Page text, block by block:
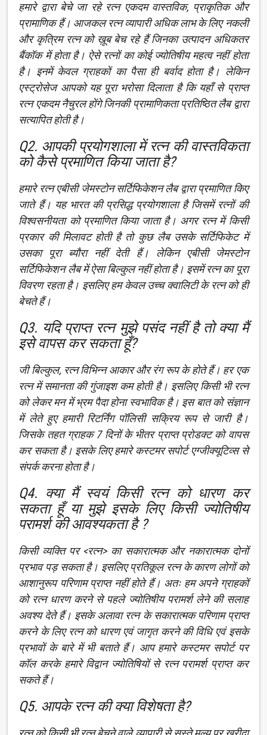
हमारे द्वारा बेचे जा रहे रत्न एकदम वास्तविक, प्राकृतिक और
प्रामाणिक हैं। आजकल रत्न व्यापारी अधिक लाभ के लिए नकली
और कृत्रिम रत्न को ख़ूब बेच रहे हैं जिनका उत्पादन अधिकतर
बैंकॉक में होता है। ऐसे रत्नों का कोई ज्योतिषीय महत्व नहीं होता
है। इनमें केवल ग्राहकों का पैसा ही बर्वाद होता है। लेकिन
एस्ट्रोसेज आपको यह पूरा भरोसा दिलाता है कि यहाँ से प्राप्त
रत्न एकदम नैचुरल होंगे जिनकी प्रामाणिकता प्रतिष्ठित लैब द्वारा
सत्यापित होती है।
Q2. आपकी प्रयोगशाला में रत्न की वास्तविकता
को कैसे प्रमाणित किया जाता है?
हमारे रत्न एबीसी जेमस्टोन सर्टिफिकेशन लैब द्वारा प्रमाणित किए
जाते हैं। यह भारत की प्रसिद्ध प्रयोगशाला है जिसमें रत्नों की
विश्वसनीयता को प्रमाणित किया जाता है। अगर रत्न में किसी
प्रकार की मिलावट होती है तो कुछ लैब उसके सर्टिफिकेट में
उसका पूरा ब्यौरा नहीं देती हैं। लेकिन एबीसी जेमस्टोन
सर्टिफिकेशन लैब में ऐसा बिल्कुल नहीं होता है। इसमें रत्न का पूरा
विवरण रहता है। इसलिए हम केवल उच्च क्वालिटी के रत्न को ही
बेचते हैं।
Q3. यदि प्राप्त रत्न मुझे पसंद नहीं है तो क्या मैं
इसे वापस कर सकता हूँ?
जी बिल्कुल, रत्न विभिन्न आकार और रंग रूप के होते हैं। हर एक
रत्न में समानता की गुंजाइश कम होती है। इसलिए किसी भी रत्न
को लेकर मन में भ्रम पैदा होना स्वभाविक है। इस बात को संज्ञान
में लेते हुए हमारी रिटर्निंग पॉलिसी सक्रिय रूप से जारी है।
जिसके तहत ग्राहक 7 दिनों के भीतर प्राप्त प्रोडक्ट को वापस
कर सकता है। इसके लिए हमारे कस्टमर सपोर्ट एग्जीक्यूटिव्स से
संपर्क करना होता है।
Q4. क्या मैं स्वयं किसी रत्न को धारण कर
सकता हूँ या मुझे इसके लिए किसी ज्योतिषीय
परामर्श की आवश्यकता है ?
किसी व्यक्ति पर <रत्न> का सकारात्मक और नकारात्मक दोनों
प्रभाव पड़ सकता है। इसलिए प्रतिकूल रत्न के कारण लोगों को
आशानुरूप परिणाम प्राप्त नहीं होते हैं। अतः हम अपने ग्राहकों
को रत्न धारण करने से पहले ज्योतिषीय परामर्श लेने की सलाह
अवश्य देते हैं। इसके अलावा रत्न के सकारात्मक परिणाम प्राप्त
करने के लिए रत्न को धारण एवं जागृत करने की विधि एवं इसके
प्रभावों के बारे में भी बताते हैं। आप हमारे कस्टमर सपोर्ट पर
कॉल करके हमारे विद्वान ज्योतिषियों से रत्न परामर्श प्राप्त कर
सकते हैं।
Q5. आपके रत्न की क्या विशेषता है?